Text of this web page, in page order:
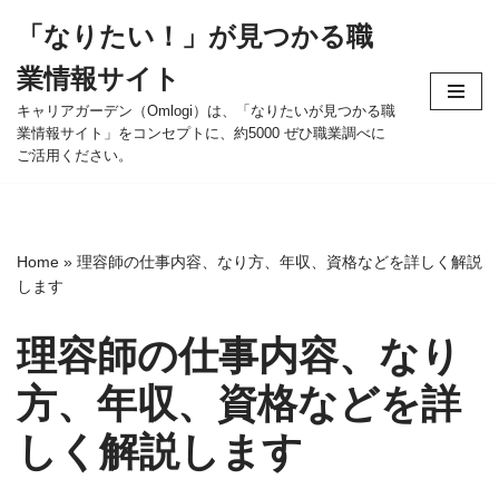
ン
テ
ン
ツ
ッ
プ
「なりたい！」が見つかる職
業情報サイト
キャリアガーデン（Omlogi）は、「なりたいが見つかる職
業情報サイト」をコンセプトに、約5000 ぜひ職業調べに
ご活用ください。
Home » 理容師の仕事内容、なり方、年収、資格などを詳しく解説
します
理容師の仕事内容、なり
方、年収、資格などを詳
しく解説します